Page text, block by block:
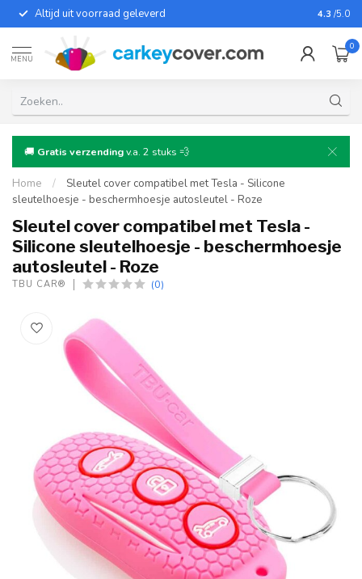
Altijd uit voorraad geleverd Voor
4.3 /5.0
MENU
0
🚚 Gratis verzendingv.a. 2 stuks 💨
Home /
Sleutel cover compatibel met Tesla - Silicone
sleutelhoesje - beschermhoesje autosleutel - Roze
Sleutel cover compatibel met Tesla -
Silicone sleutelhoesje - beschermhoesje
autosleutel - Roze
TBU CAR® (0)